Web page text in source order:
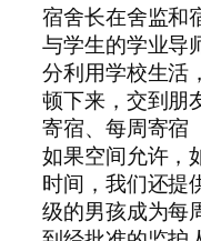
宿舍长在舍监和
与学生的学业导
分利用学校生活
顿下来，交到朋
寄宿、每周寄宿
如果空间允许，
时间，我们还提
级的男孩成为每